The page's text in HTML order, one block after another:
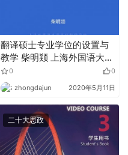
翻译硕士专业学位的设置与
教学 柴明颎 上海外国语大学
高级翻译学院.pptx
0 0
zhongdajun 2020年5月11日
二十大思政